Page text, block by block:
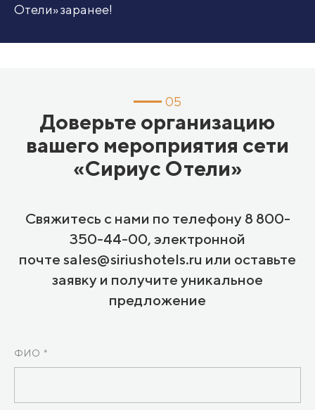
Отели» заранее!
05
Доверьте организацию
вашего мероприятия сети
«Сириус Отели»
Свяжитесь с нами по телефону 8 800-
350-44-00, электронной
почте sales@siriushotels.ru или оставьте
заявку и получите уникальное
предложение
ФИО *